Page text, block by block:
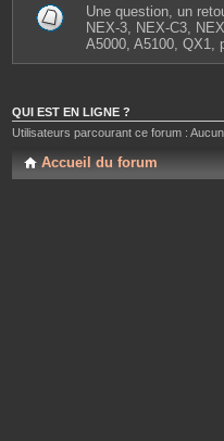
Une question, un
NEX-3, NEX-C3,
A5000, A5100, QX1,
QUI EST EN LIGNE ?
Utilisateurs parcourant ce forum :
Accueil du forum